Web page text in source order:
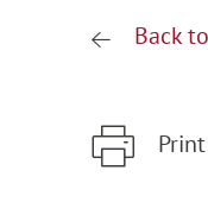
Back